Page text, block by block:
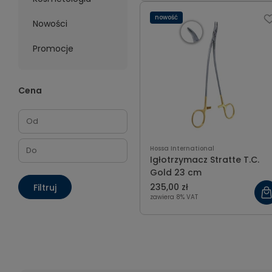
Nowości
Promocje
Cena
Filtruj
Hossa International
Igłotrzymacz Stratte T.C.
Gold 23 cm
235,00 zł
zawiera 8% VAT
nowość